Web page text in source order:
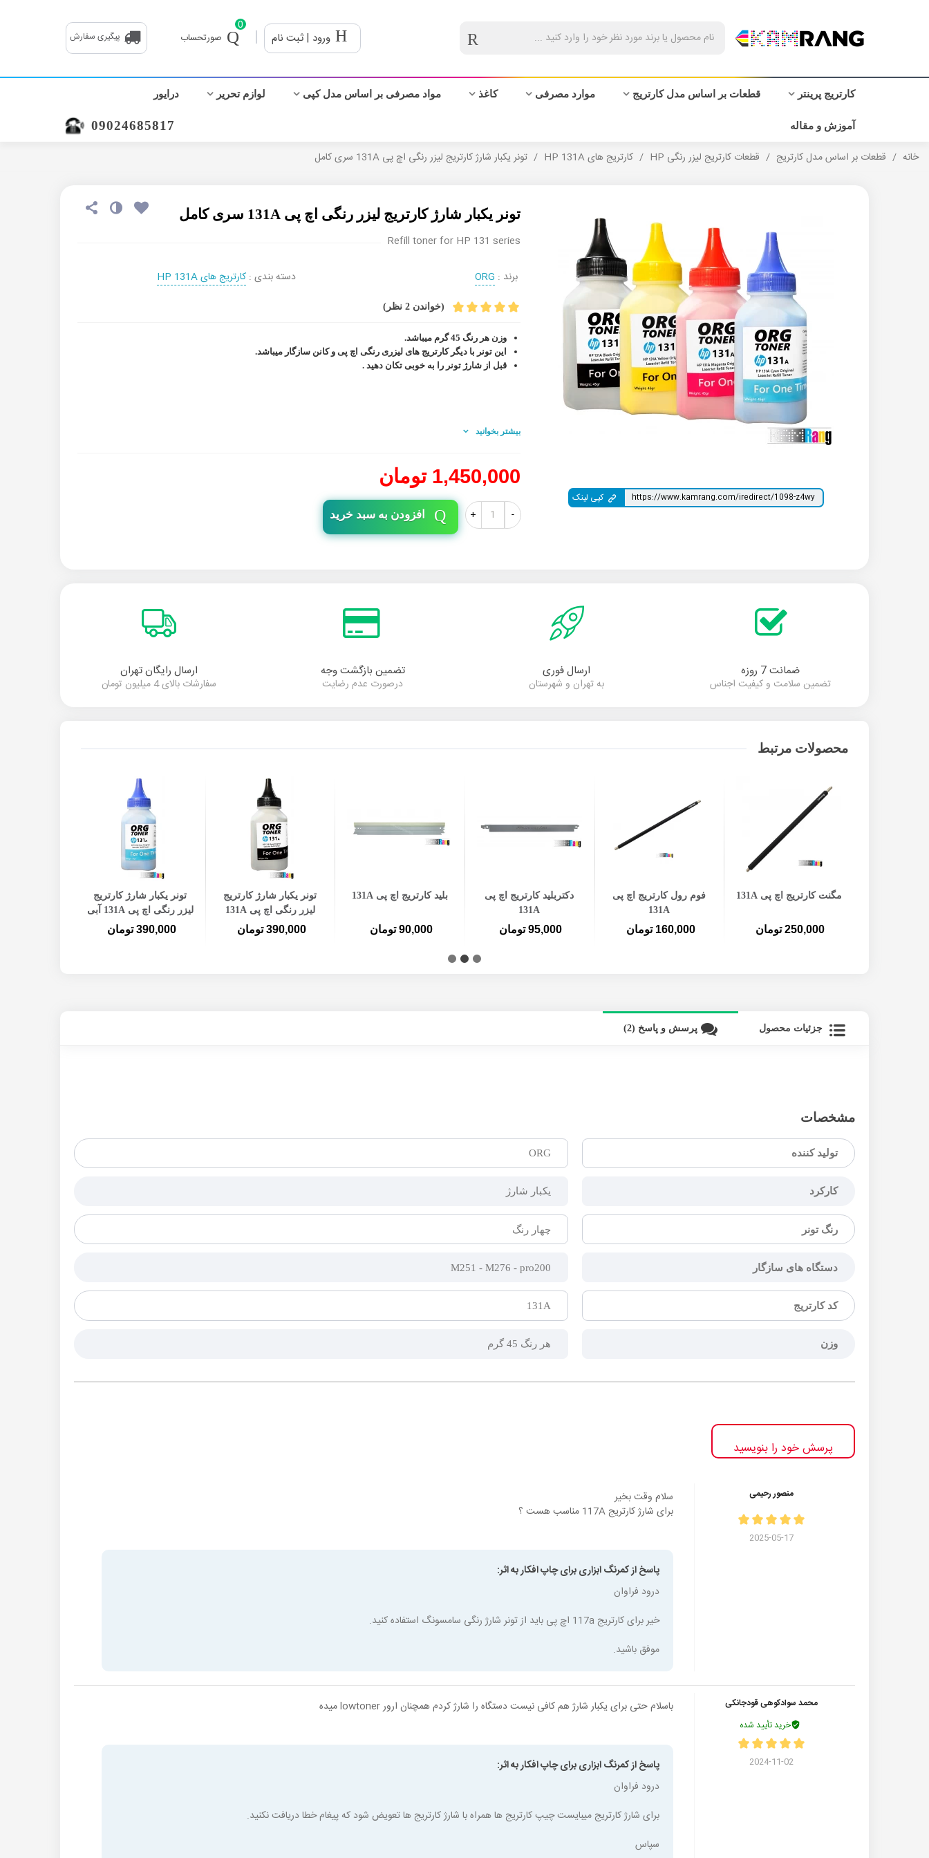
ورود | ثبت نام |
0
صورتحساب
پیگیری سفارش
کارتریج پرینتر قطعات بر اساس مدل کارتریج موارد مصرفی کاغذ مواد مصرفی بر اساس مدل کپی لوازم تحریر درایور
آموزش و مقاله 09024685817
خانه / قطعات بر اساس مدل کارتریج / قطعات کارتریج لیزر رنگی HP / کارتریج های HP 131A / تونر یکبار شارژ کارتریج لیزر رنگی اچ پی 131A سری کامل
کپی لینک
تونر یکبار شارژ کارتریج لیزر رنگی اچ پی 131A سری کامل
Refill toner for HP 131 series
برند : ORG دسته بندی : کارتریج های HP 131A
(خواندن 2 نظر)
وزن هر رنگ 45 گرم میباشد.
این تونر با دیگر کارتریج های لیزری رنگی اچ پی و کانن سازگار میباشد.
قبل از شارژ تونر را به خوبی تکان دهید .
بیشتر بخوانید
1,450,000 تومان
-
+ افزودن به سبد خرید
ضمانت 7 روزه
تضمین سلامت و کیفیت اجناس
ارسال فوری
به تهران و شهرستان
تضمین بازگشت وجه
درصورت عدم رضایت
ارسال رایگان تهران
سفارشات بالای 4 میلیون تومان
محصولات مرتبط
افزودن به سبد خرید
مگنت کارتریج اچ پی 131A
250,000 تومان
افزودن به سبد خرید
فوم رول کارتریج اچ پی
131A
160,000 تومان
افزودن به سبد خرید
دکتربلید کارتریج اچ پی
131A
95,000 تومان
افزودن به سبد خرید
بلید کارتریج اچ پی 131A
90,000 تومان
افزودن به سبد خرید
تونر یکبار شارژ کارتریج
لیزر رنگی اچ پی 131A
مشکی
390,000 تومان
افزودن به سبد خرید
تونر یکبار شارژ کارتریج
لیزر رنگی اچ پی 131A آبی
390,000 تومان
جزئیات محصول پرسش و پاسخ (2)
مشخصات
تولید کننده ORG
کارکرد یکبار شارژ
رنگ تونر چهار رنگ
دستگاه های سازگار M251 - M276 - pro200
کد کارتریج 131A
وزن هر رنگ 45 گرم
منصور رحیمی
2025-05-17
سلام وقت بخیر
برای شارژ کارتریج 117A مناسب هست ؟
پاسخ از کمرنگ ابزاری برای چاپ افکار به اثر:
درود فراوان
خیر برای کارتریج 117a اچ پی باید از تونر شارژ رنگی سامسونگ استفاده کنید.
موفق باشید.
محمد سوادکوهی قودجانکی
خرید تأیید شده
2024-11-02
باسلام حتی برای یکبار شارژ هم کافی نیست دستگاه را شارژ کردم همچنان ارور lowtoner میده
پاسخ از کمرنگ ابزاری برای چاپ افکار به اثر:
درود فراوان
برای شارژ کارتریج میبایست چیپ کارتریج ها همراه با شارژ کارتریج ها تعویض شود که پیغام خطا دریافت نکنید.
سپاس
پرسش خود را بنویسید